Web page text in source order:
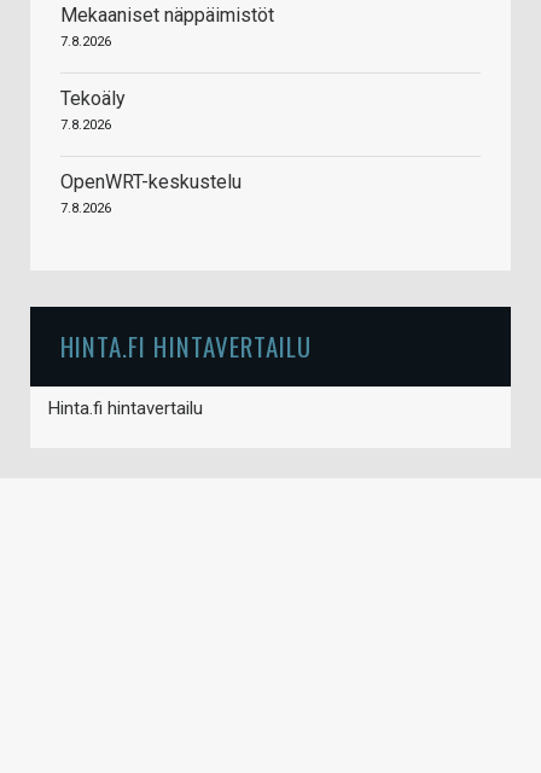
Mekaaniset näppäimistöt
7.8.2026
Tekoäly
7.8.2026
OpenWRT-keskustelu
7.8.2026
HINTA.FI HINTAVERTAILU
Hinta.fi hintavertailu